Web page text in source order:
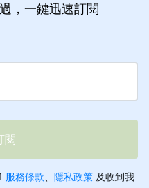
，一鍵迅速訂閱